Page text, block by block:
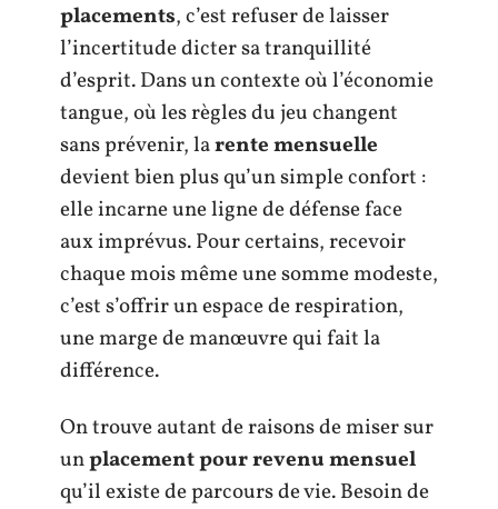
placements, c’est refuser de laisser
l’incertitude dicter sa tranquillité
d’esprit. Dans un contexte où l’économie
tangue, où les règles du jeu changent
sans prévenir, larente mensuelle
devient bien plus qu’un simple confort :
elle incarne une ligne de défense face
aux imprévus. Pour certains, recevoir
chaque mois même une somme modeste,
c’est s’offrir un espace de respiration,
une marge de manœuvre qui fait la
différence.
On trouve autant de raisons de miser sur
unplacement pour revenu mensuel
qu’il existe de parcours de vie. Besoin de